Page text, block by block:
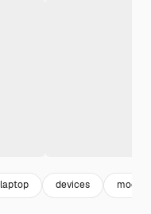
laptop devices